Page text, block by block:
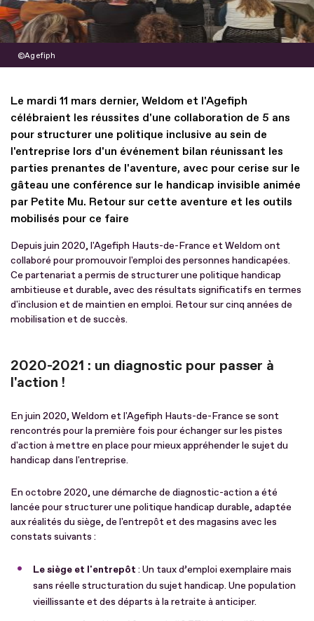
Agefiph
Le mardi 11 mars dernier, Weldom et l'Agefiph
célébraient les réussites d'une collaboration de 5 ans
pour structurer une politique inclusive au sein de
l'entreprise lors d'un événement bilan réunissant les
parties prenantes de l'aventure, avec pour cerise sur le
gâteau une conférence sur le handicap invisible animée
par Petite Mu. Retour sur cette aventure et les outils
mobilisés pour ce faire
Depuis juin 2020, l'Agefiph Hauts-de-France et Weldom ont
collaboré pour promouvoir l'emploi des personnes handicapées.
Ce partenariat a permis de structurer une politique handicap
ambitieuse et durable, avec des résultats significatifs en termes
d'inclusion et de maintien en emploi. Retour sur cinq années de
mobilisation et de succès.
2020-2021 : un diagnostic pour passer à
l'action !
En juin 2020, Weldom et l'Agefiph Hauts-de-France se sont
rencontrés pour la première fois pour échanger sur les pistes
d'action à mettre en place pour mieux appréhender le sujet du
handicap dans l'entreprise.
En octobre 2020, une démarche de diagnostic-action a été
lancée pour structurer une politique handicap durable, adaptée
aux réalités du siège, de l'entrepôt et des magasins avec les
constats suivants :
Le siège et l'entrepôt : Un taux d’emploi exemplaire mais
sans réelle structuration du sujet handicap. Une population
vieillissante et des départs à la retraite à anticiper.